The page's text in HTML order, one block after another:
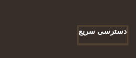
دسترسی سریع